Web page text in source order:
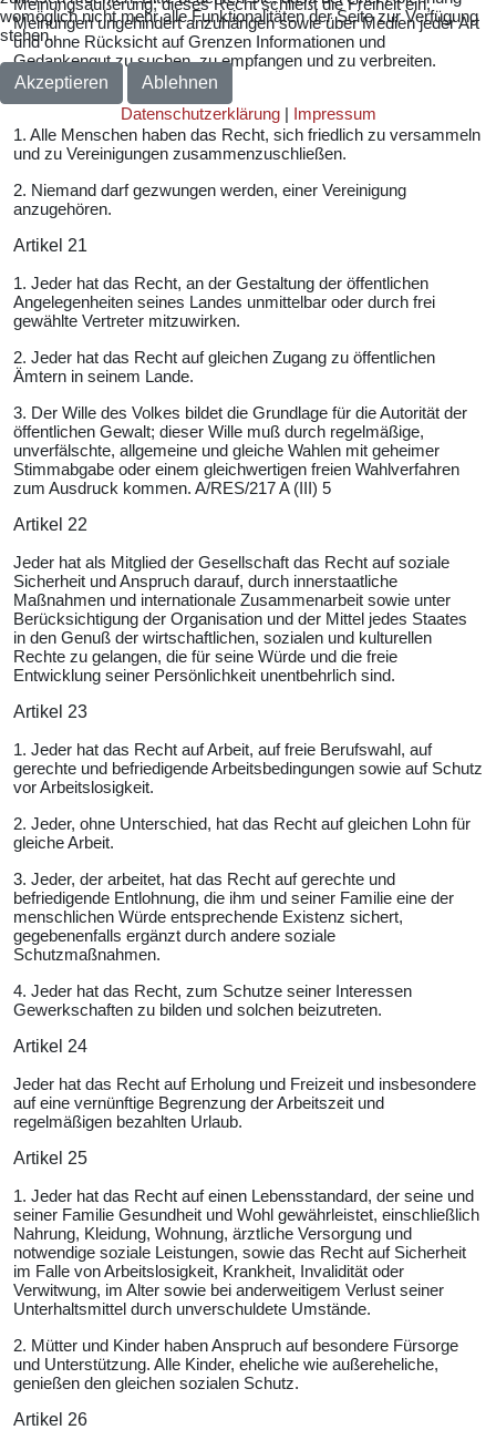
Meinungen ungehindert anzuhängen sowie über Medien jeder Art
und ohne Rücksicht auf Grenzen Informationen und
Gedankengut zu suchen, zu empfangen und zu verbreiten.
Artikel 20
1. Alle Menschen haben das Recht, sich friedlich zu versammeln
und zu Vereinigungen zusammenzuschließen.
2. Niemand darf gezwungen werden, einer Vereinigung
anzugehören.
Artikel 21
1. Jeder hat das Recht, an der Gestaltung der öffentlichen
Angelegenheiten seines Landes unmittelbar oder durch frei
gewählte Vertreter mitzuwirken.
2. Jeder hat das Recht auf gleichen Zugang zu öffentlichen
Ämtern in seinem Lande.
3. Der Wille des Volkes bildet die Grundlage für die Autorität der
öffentlichen Gewalt; dieser Wille muß durch regelmäßige,
unverfälschte, allgemeine und gleiche Wahlen mit geheimer
Stimmabgabe oder einem gleichwertigen freien Wahlverfahren
zum Ausdruck kommen. A/RES/217 A (III) 5
Artikel 22
Jeder hat als Mitglied der Gesellschaft das Recht auf soziale
Sicherheit und Anspruch darauf, durch innerstaatliche
Maßnahmen und internationale Zusammenarbeit sowie unter
Berücksichtigung der Organisation und der Mittel jedes Staates
in den Genuß der wirtschaftlichen, sozialen und kulturellen
Rechte zu gelangen, die für seine Würde und die freie
Entwicklung seiner Persönlichkeit unentbehrlich sind.
Artikel 23
1. Jeder hat das Recht auf Arbeit, auf freie Berufswahl, auf
gerechte und befriedigende Arbeitsbedingungen sowie auf Schutz
vor Arbeitslosigkeit.
2. Jeder, ohne Unterschied, hat das Recht auf gleichen Lohn für
gleiche Arbeit.
3. Jeder, der arbeitet, hat das Recht auf gerechte und
befriedigende Entlohnung, die ihm und seiner Familie eine der
menschlichen Würde entsprechende Existenz sichert,
gegebenenfalls ergänzt durch andere soziale
Schutzmaßnahmen.
4. Jeder hat das Recht, zum Schutze seiner Interessen
Gewerkschaften zu bilden und solchen beizutreten.
Artikel 24
Jeder hat das Recht auf Erholung und Freizeit und insbesondere
auf eine vernünftige Begrenzung der Arbeitszeit und
regelmäßigen bezahlten Urlaub.
Artikel 25
1. Jeder hat das Recht auf einen Lebensstandard, der seine und
seiner Familie Gesundheit und Wohl gewährleistet, einschließlich
Nahrung, Kleidung, Wohnung, ärztliche Versorgung und
notwendige soziale Leistungen, sowie das Recht auf Sicherheit
im Falle von Arbeitslosigkeit, Krankheit, Invalidität oder
Verwitwung, im Alter sowie bei anderweitigem Verlust seiner
Unterhaltsmittel durch unverschuldete Umstände.
2. Mütter und Kinder haben Anspruch auf besondere Fürsorge
und Unterstützung. Alle Kinder, eheliche wie außereheliche,
genießen den gleichen sozialen Schutz.
Artikel 26
womöglich nicht mehr alle Funktionalitäten der Seite zur Verfügung
stehen.
Akzeptieren
Ablehnen
Datenschutzerklärung| Impressum